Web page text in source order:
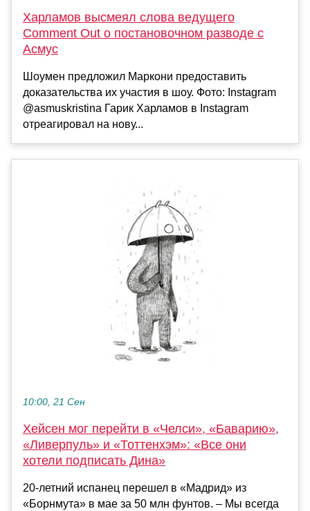
Харламов высмеял слова ведущего
Comment Out о постановочном разводе с
Асмус
Шоумен предложил Маркони предоставить
доказательства их участия в шоу. Фото: Instagram
@asmuskristina Гарик Харламов в Instagram
отреагировал на нову...
10:00, 21 Сен
Хейсен мог перейти в «Челси», «Баварию»,
«Ливерпуль» и «Тоттенхэм»: «Все они
хотели подписать Дина»
20-летний испанец перешел в «Мадрид» из
«Борнмута» в мае за 50 млн фунтов. – Мы всегда